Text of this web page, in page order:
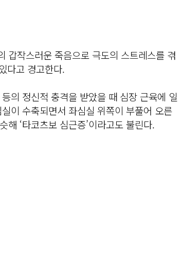
갑작스러운 죽음으로 극도의 스트레스를 겪
다고 경고한다.
의 정신적 충격을 받았을 때 심장 근육에 일
이 수축되면서 좌심실 위쪽이 부풀어 오른
‘타코츠보 심근증’이라고도 불린다.